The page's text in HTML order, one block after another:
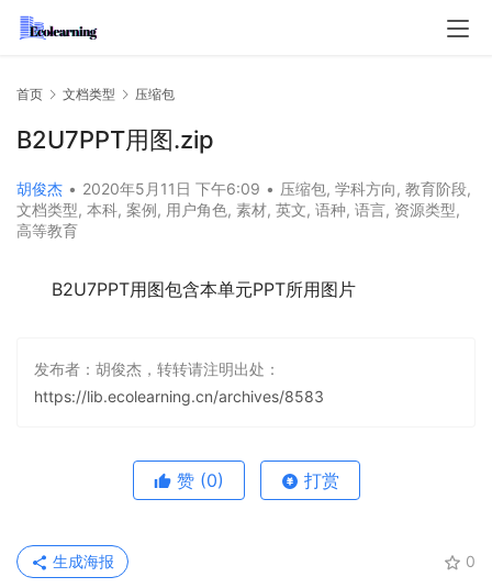
首页 文档类型 压缩包
B2U7PPT用图.zip
胡俊杰 • 2020年5月11日 下午6:09 • 压缩包, 学科方向, 教育阶段,
文档类型, 本科, 案例, 用户角色, 素材, 英文, 语种, 语言, 资源类型,
高等教育
B2U7PPT用图包含本单元PPT所用图片
发布者：胡俊杰，转转请注明出处：
https://lib.ecolearning.cn/archives/8583
赞 (0) 打赏
0
生成海报